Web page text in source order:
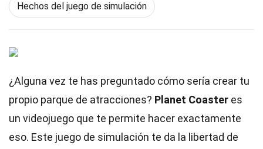
Hechos del juego de simulación
¿Alguna vez te has preguntado cómo sería crear tu
propio parque de atracciones? Planet Coaster es
un videojuego que te permite hacer exactamente
eso. Este juego de simulación te da la libertad de